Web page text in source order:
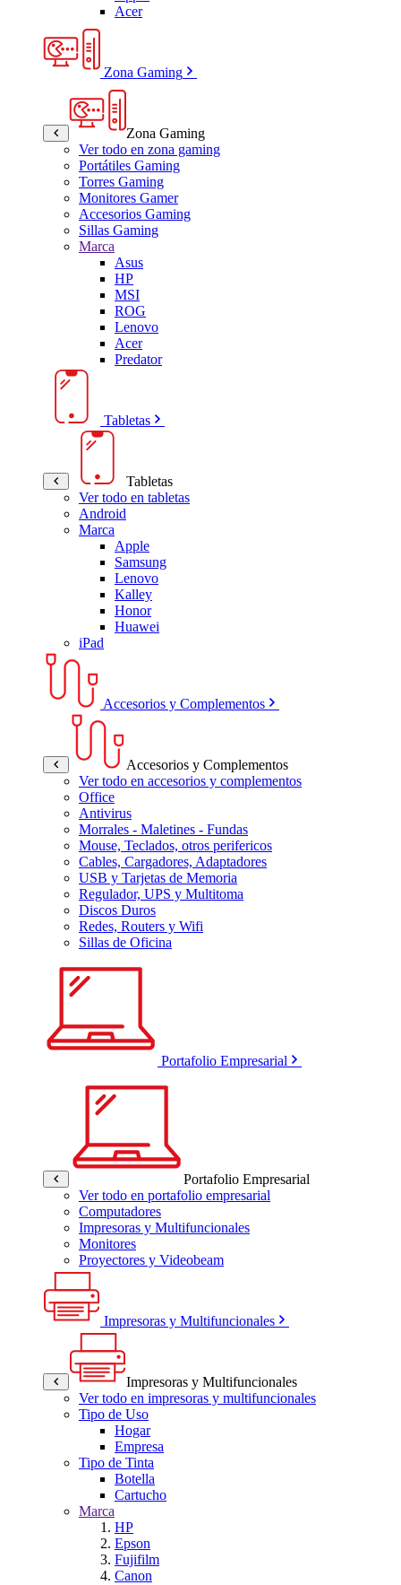
Acer
Zona Gaming
Zona Gaming
Ver todo en zona gaming
Portátiles Gaming
Torres Gaming
Monitores Gamer
Accesorios Gaming
Sillas Gaming
Marca
Asus
HP
MSI
ROG
Lenovo
Acer
Predator
Tabletas
Tabletas
Ver todo en tabletas
Android
Marca
Apple
Samsung
Lenovo
Kalley
Honor
Huawei
iPad
Accesorios y Complementos
Accesorios y Complementos
Ver todo en accesorios y complementos
Office
Antivirus
Morrales - Maletines - Fundas
Mouse, Teclados, otros perifericos
Cables, Cargadores, Adaptadores
USB y Tarjetas de Memoria
Regulador, UPS y Multitoma
Discos Duros
Redes, Routers y Wifi
Sillas de Oficina
Portafolio Empresarial
Portafolio Empresarial
Ver todo en portafolio empresarial
Computadores
Impresoras y Multifuncionales
Monitores
Proyectores y Videobeam
Impresoras y Multifuncionales
Impresoras y Multifuncionales
Ver todo en impresoras y multifuncionales
Tipo de Uso
Hogar
Empresa
Tipo de Tinta
Botella
Cartucho
Marca
HP
Epson
Fujifilm
Canon